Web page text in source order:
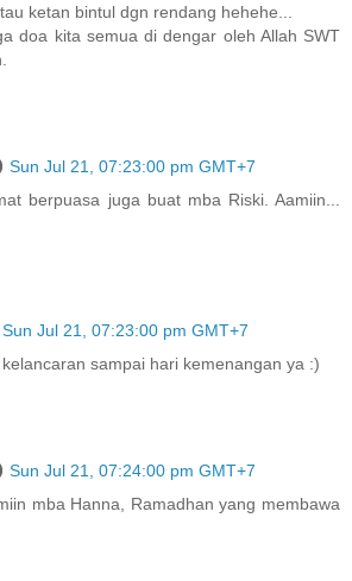
ketan bintul dgn rendang hehehe...
doa kita semua di dengar oleh Allah SWT
Sun Jul 21, 07:23:00 pm GMT+7
berpuasa juga buat mba Riski. Aamiin...
Sun Jul 21, 07:23:00 pm GMT+7
sampai hari kemenangan ya :)
Sun Jul 21, 07:24:00 pm GMT+7
mba Hanna, Ramadhan yang membawa